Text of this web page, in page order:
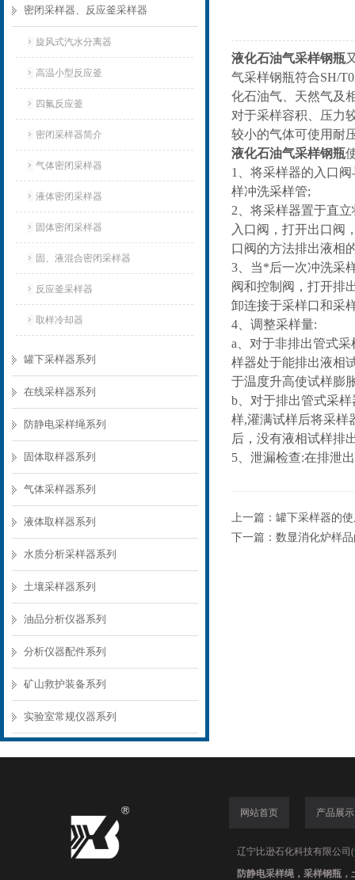
密闭采样器、反应釜采样器
旋风式汽水分离器
高温小型反应釜
四氟反应釜
密闭采样器简介
气体密闭采样器
液体密闭采样器
固体密闭采样器
固、液混合密闭采样器
反应釜采样器
取样冷却器
罐下采样器系列
在线采样器系列
防静电采样绳系列
固体取样器系列
气体采样器系列
液体取样器系列
水质分析采样器系列
土壤采样器系列
油品分析仪器系列
分析仪器配件系列
矿山救护装备系列
实验室常规仪器系列
液化石油气采样钢瓶
气采样钢瓶符合SH/
化石油气、天然气及
对于采样容积、压力
较小的气体可使用耐
液化石油气采样钢瓶
1、将采样器的入口
样冲洗采样管;
2、将采样器置于直
入口阀，打开出口阀
口阀的方法排出液相
3、当*后一次冲洗采
阀和控制阀，打开排
卸连接于采样口和采
4、调整采样量:
a、对于非排出管式
样器处于能排出液相
于温度升高使试样膨
b、对于排出管式采
样,灌满试样后将采样
后，没有液相试样排
5、泄漏检查:在排泄
上一篇： 罐下采样器的
下一篇： 数显消化炉样
网站首页 产品展示
辽宁比逊石化科技有限公司
防静电采样绳，采样钢瓶